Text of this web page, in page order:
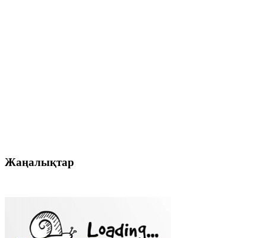
Жаңалықтар